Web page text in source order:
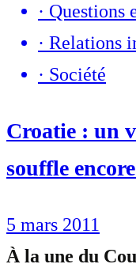
· Questions
· Relations
· Société
Croatie : un
souffle
5 mars 2011
À la une du